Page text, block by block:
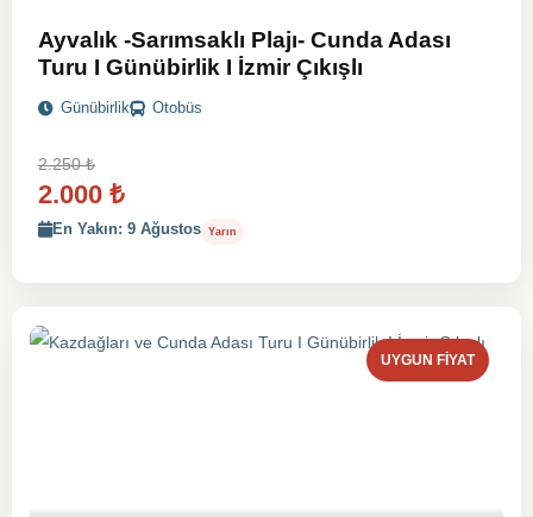
Ayvalık -Sarımsaklı Plajı- Cunda Adası
Turu I Günübirlik I İzmir Çıkışlı
Günübirlik Otobüs
2.250₺
2.000 ₺
En Yakın: 9 Ağustos Yarın
UYGUN FIYAT